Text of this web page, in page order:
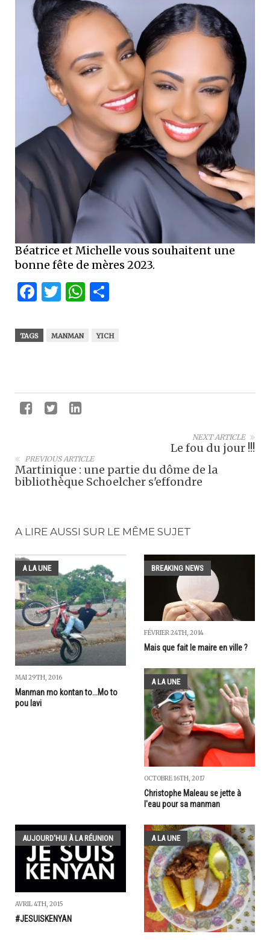
Béatrice et Michelle vous souhaitent une
bonne fête de mères 2023.
Facebook
Twitter
WhatsApp
TAGS MANMAN YICH
NEXT ARTICLE
Le fou du jour !!!
PREVIOUS ARTICLE
Martinique : une partie du dôme de la
bibliothèque Schoelcher s'effondre
A LIRE AUSSI SUR LE MÊME SUJET
A LA UNE
MAI 29TH, 2016
Manman mo kontan to...Mo to
pou lavi
BREAKING NEWS
FÉVRIER 24TH, 2014
Mais que fait le maire en ville ?
A LA UNE
OCTOBRE 16TH, 2017
Christophe Maleau se jette à
l'eau pour sa manman
AUJOURD'HUI À LA RÉUNION
AVRIL 4TH, 2015
#JESUISKENYAN
A LA UNE